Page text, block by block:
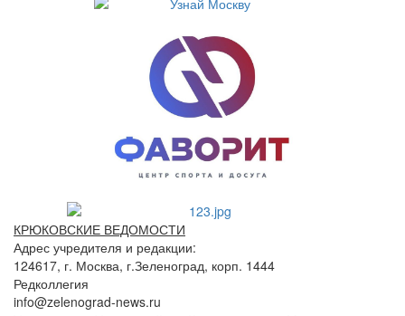
КРЮКОВСКИЕ ВЕДОМОСТИ
Адрес учредителя и редакции:
124617, г. Москва, г.Зеленоград, корп. 1444
Редколлегия
info@zelenograd-news.ru